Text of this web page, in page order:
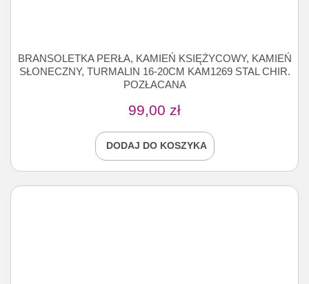
BRANSOLETKA PERŁA, KAMIEŃ KSIĘŻYCOWY, KAMIEŃ
SŁONECZNY, TURMALIN 16-20CM KAM1269 STAL CHIR.
POZŁACANA
99,00 zł
DODAJ DO KOSZYKA